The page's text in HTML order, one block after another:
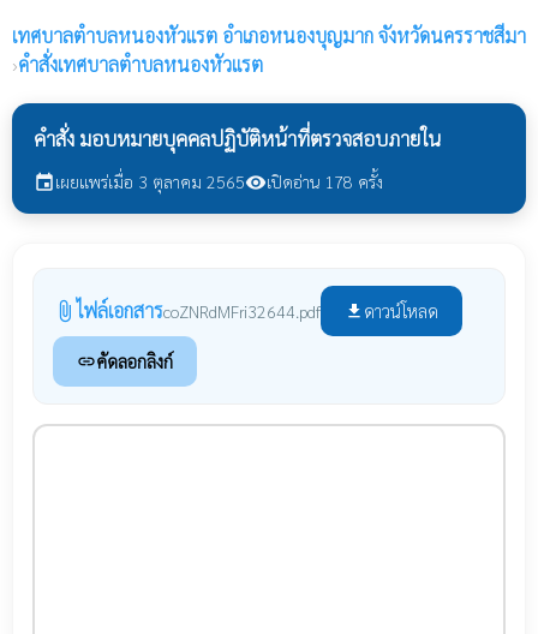
เทศบาลตำบลหนองหัวแรต อำเภอหนองบุญมาก จังหวัดนครราชสีมา
›คำสั่งเทศบาลตำบลหนองหัวแรต
คำสั่ง มอบหมายบุคคลปฏิบัติหน้าที่ตรวจสอบภายใน
eventเผยแพร่เมื่อ 3 ตุลาคม 2565visibilityเปิดอ่าน 178 ครั้ง
attach_file ไฟล์เอกสารcoZNRdMFri32644.pdf file_download ดาวน์โหลด
linkคัดลอกลิงก์